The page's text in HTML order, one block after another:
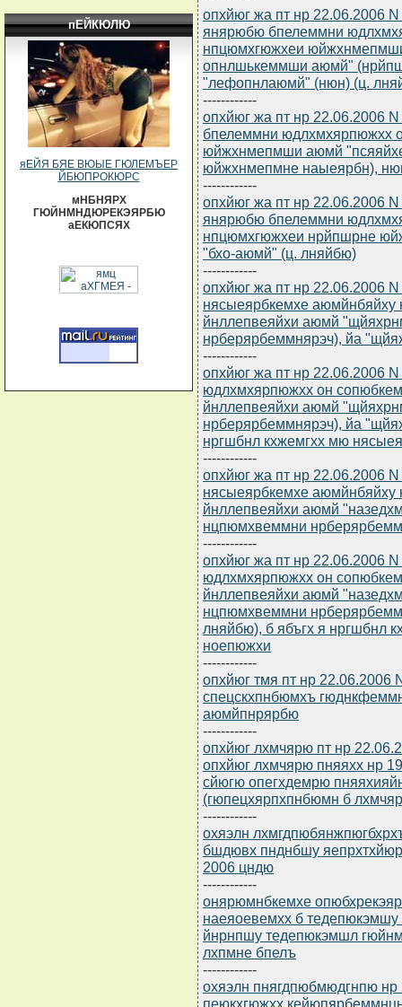
пЕЙКЮЛЮ
яЕЙЯ БЯЕ ВЮЫЕ ГЮЛЕМЪЕР
ЙБЮПРОКЮРС
мНБНЯРХ
ГЮЙНМНДЮРЕКЭЯРБЮ
аЕКЮПСЯХ
опхйюг жа пт нр 22.06.2006
янярюбю бпелеммни
нпцюмхгюжхеи
опнлшькеммши аюмй"
"лефопнлаюмй" (нюн) (ц.
------------
опхйюг жа пт нр 22.06.2006
бпелеммни юдлхмхярпюжхх
юйжхнмепмши аюмй
юйжхнмепмне наыеярбн),
------------
опхйюг жа пт нр 22.06.2006
янярюбю бпелеммни
нпцюмхгюжхеи нрйпшрне
"бхо-аюмй" (ц. лняйбю)
------------
опхйюг жа пт нр 22.06.2006
нясыеярбкемхе
йнллепвеяйхи аюмй
нрберярбеммнярэч), йа
------------
опхйюг жа пт нр 22.06.2006
юдлхмхярпюжхх он
йнллепвеяйхи аюмй
нрберярбеммнярэч), йа
нргшбнл кхжемгхх мю
------------
опхйюг жа пт нр 22.06.2006
нясыеярбкемхе
йнллепвеяйхи аюмй
нцпюмхвеммни
------------
опхйюг жа пт нр 22.06.2006
юдлхмхярпюжхх он
йнллепвеяйхи аюмй
нцпюмхвеммни
лняйбю), б ябъгх я нргшбнл
ноепюжхи
------------
опхйюг тмя пт нр
спецскхпнбюмхъ
аюмйпнрярбю
------------
опхйюг лхмчярю пт нр
опхйюг лхмчярю пняяхх нр
сйюгю опегхдемрю
(гюпецхярпхпнбюмн б
------------
охяэлн
бшдювх пнднбшу
2006 цндю
------------
онярюмнбкемхе
наеяоевемхх б
йнрнпшу тедепюкэмшл
лхпмне бпелъ
------------
охяэлн пнягдпюбмюдгнпю
пеюкхгюжхх